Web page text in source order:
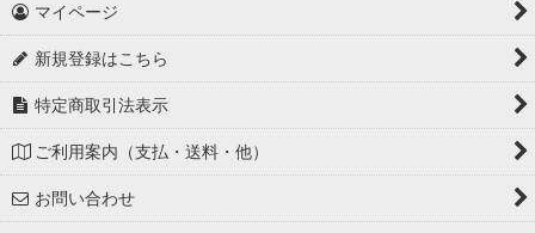
マイページ
新規登録はこちら
特定商取引法表示
ご利用案内（支払・送料・他）
お問い合わせ